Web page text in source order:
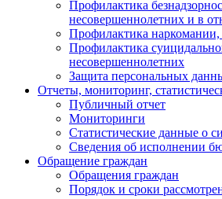
Профилактика
несовершеннолетних и в
Профилактика
Профилактика
несовершеннолетних
Защита персональных
Отчеты, мониторинг,
Публичный отчет
Мониторинги
Статистические данные о
Сведения об исполнении
Обращение граждан
Обращения граждан
Порядок и сроки